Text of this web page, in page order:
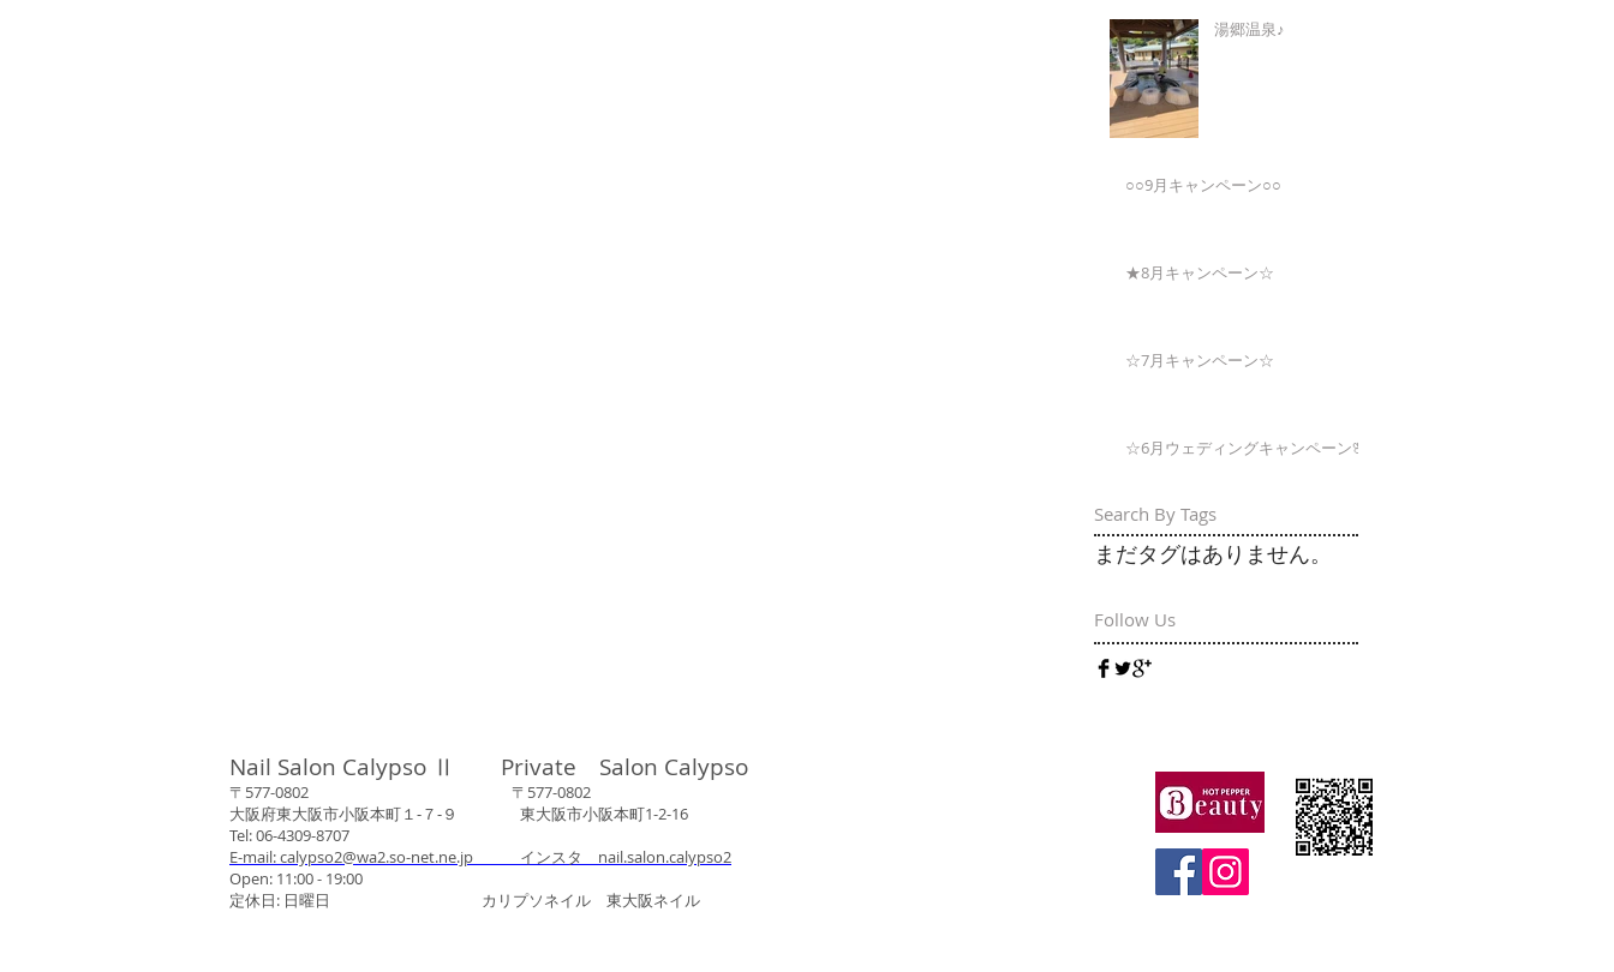
Search By Tags
湯郷温泉♪
○○9月キャンペーン○○
★8月キャンペーン☆
☆7月キャンペーン☆
☆6月ウェディングキャンペーン🌸
まだタグはありません。
Follow Us
Nail Salon Calypso Ⅱ Private Salon Calypso
〒577-0802 〒577-0802
大阪府東大阪市小阪本町１‐７‐９ 東大阪市小阪本町1-2-16
Tel: 06-4309-8707
E-mail: calypso2@wa2.so-net.ne.jp インスタ nail.salon.calypso2
Open: 11:00 - 19:00
定休日: 日曜日 カリプソネイル 東大阪ネイル